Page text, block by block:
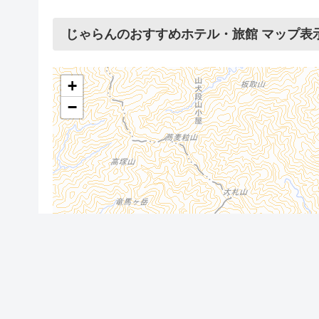
じゃらんのおすすめホテル・旅館 マップ表
+
−